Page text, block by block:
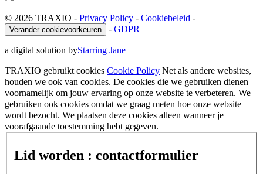
© 2026 TRAXIO - Privacy Policy - Cookiebeleid -
Verander cookievoorkeuren - GDPR
a digital solution byStarring Jane
TRAXIO gebruikt cookies Cookie Policy Net als andere websites,
houden we ook van cookies. De cookies die we gebruiken dienen
voornamelijk om jouw ervaring op onze website te verbeteren. We
gebruiken ook cookies omdat we graag meten hoe onze website
wordt bezocht. We plaatsen deze cookies alleen wanneer je
voorafgaande toestemming hebt gegeven.
Lid worden : contactformulier